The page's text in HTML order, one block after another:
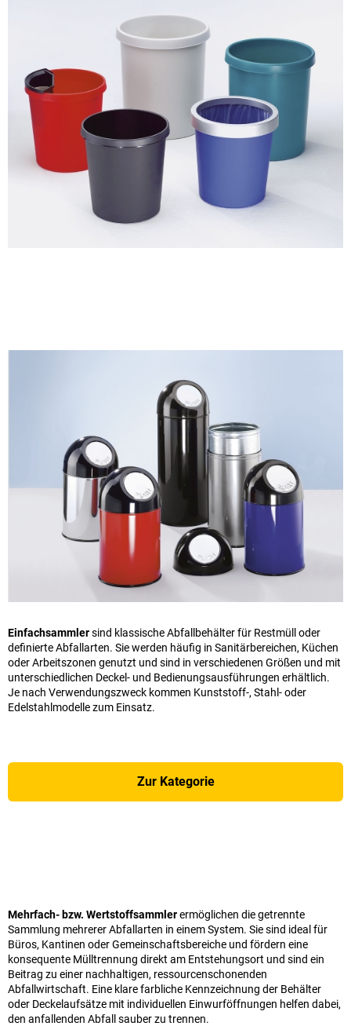
Einfachsammlersind klassische Abfallbehälter für Restmüll oder
definierte Abfallarten. Sie werden häufig in Sanitärbereichen, Küchen
oder Arbeitszonen genutzt und sind in verschiedenen Größen und mit
unterschiedlichen Deckel- und Bedienungsausführungen erhältlich.
Je nach Verwendungszweck kommen Kunststoff-, Stahl- oder
Edelstahlmodelle zum Einsatz.
Zur Kategorie
Mehrfach- bzw. Wertstoffsammlerermöglichen die getrennte
Sammlung mehrerer Abfallarten in einem System. Sie sind ideal für
Büros, Kantinen oder Gemeinschaftsbereiche und fördern eine
konsequente Mülltrennung direkt am Entstehungsort und sind ein
Beitrag zu einer nachhaltigen, ressourcenschonenden
Abfallwirtschaft. Eine klare farbliche Kennzeichnung der Behälter
oder Deckelaufsätze mit individuellen Einwurföffnungen helfen dabei,
den anfallenden Abfall sauber zu trennen.